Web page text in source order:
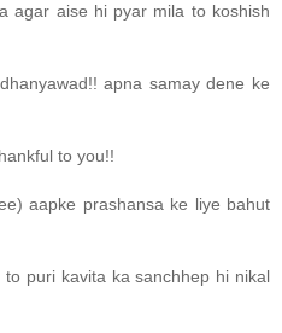
agar aise hi pyar mila to koshish
apna samay dene ke
to you!!
aapke prashansa ke liye bahut
puri kavita ka sanchhep hi nikal